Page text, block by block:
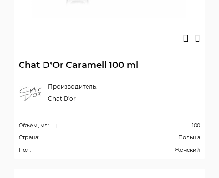
Chat D’Or Caramell 100 ml
Производитель:
Chat D'or
Объём, мл:
100
Страна:
Польша
Пол:
Женский